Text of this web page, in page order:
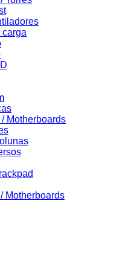
carga
Motherboards
Motherboards